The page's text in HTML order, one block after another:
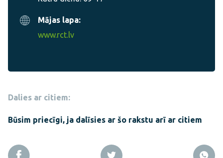
Mājas lapa:
www.rct.lv
Dalies ar citiem:
Būsim priecīgi, ja dalīsies ar šo rakstu arī ar citiem